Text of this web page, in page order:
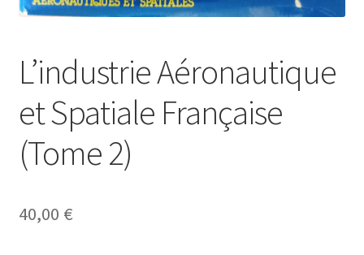
L’industrie Aéronautique
et Spatiale Française
(Tome 2)
40,00 €